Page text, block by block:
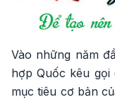
Vào những năm
hợp Quốc kêu
mục tiêu cơ bản